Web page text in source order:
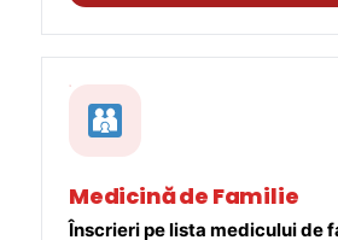
Medicină de Familie
Înscrieri pe lista medicului de